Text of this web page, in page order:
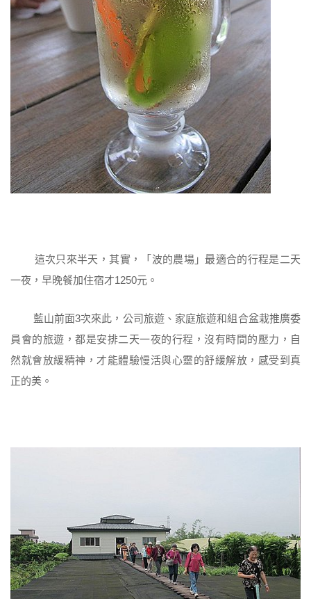
這次只來半天，其實，「波的農場」最適合的行程是二天
一夜，早晚餐加住宿才1250元。
藍山前面3次來此，公司旅遊、家庭旅遊和組合盆栽推廣委
員會的旅遊，都是安排二天一夜的行程，沒有時間的壓力，自
然就會放緩精神，才能體驗慢活與心靈的舒緩解放，感受到真
正的美。